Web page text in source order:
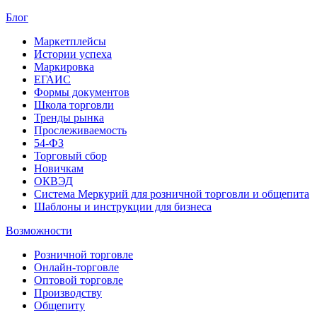
Блог
Маркетплейсы
Истории успеха
Маркировка
ЕГАИС
Формы документов
Школа торговли
Тренды рынка
Прослеживаемость
54-ФЗ
Торговый сбор
Новичкам
ОКВЭД
Система Меркурий для розничной торговли и общепита
Шаблоны и инструкции для бизнеса
Возможности
Розничной торговле
Онлайн-торговле
Оптовой торговле
Производству
Общепиту